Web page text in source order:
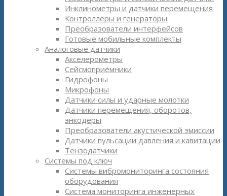
Инклинометры и датчики перемещения
Контроллеры и генераторы
Преобразователи интерфейсов
Готовые мобильные комплекты
Аналоговые датчики
Акселерометры
Сейсмоприёмники
Гидрофоны
Микрофоны
Датчики силы и ударные молотки
Датчики перемещения, оборотов,
энкодеры
Преобразователи акустической эмиссии
Датчики пульсации давления и кавитации
Тензодатчики
Системы под ключ
Системы вибромониторинга состояния
оборудования
Система мониторинга инженерных